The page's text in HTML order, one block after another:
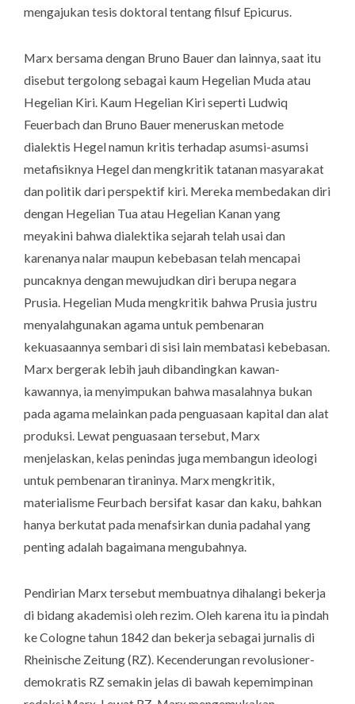
mengajukan tesis doktoral tentang filsuf Epicurus.
Marx bersama dengan Bruno Bauer dan lainnya, saat itu
disebut tergolong sebagai kaum Hegelian Muda atau
Hegelian Kiri. Kaum Hegelian Kiri seperti Ludwiq
Feuerbach dan Bruno Bauer meneruskan metode
dialektis Hegel namun kritis terhadap asumsi-asumsi
metafisiknya Hegel dan mengkritik tatanan masyarakat
dan politik dari perspektif kiri. Mereka membedakan diri
dengan Hegelian Tua atau Hegelian Kanan yang
meyakini bahwa dialektika sejarah telah usai dan
karenanya nalar maupun kebebasan telah mencapai
puncaknya dengan mewujudkan diri berupa negara
Prusia. Hegelian Muda mengkritik bahwa Prusia justru
menyalahgunakan agama untuk pembenaran
kekuasaannya sembari di sisi lain membatasi kebebasan.
Marx bergerak lebih jauh dibandingkan kawan-
kawannya, ia menyimpukan bahwa masalahnya bukan
pada agama melainkan pada penguasaan kapital dan alat
produksi. Lewat penguasaan tersebut, Marx
menjelaskan, kelas penindas juga membangun ideologi
untuk pembenaran tiraninya. Marx mengkritik,
materialisme Feurbach bersifat kasar dan kaku, bahkan
hanya berkutat pada menafsirkan dunia padahal yang
penting adalah bagaimana mengubahnya.
Pendirian Marx tersebut membuatnya dihalangi bekerja
di bidang akademisi oleh rezim. Oleh karena itu ia pindah
ke Cologne tahun 1842 dan bekerja sebagai jurnalis di
Rheinische Zeitung(RZ). Kecenderungan revolusioner-
demokratis RZ semakin jelas di bawah kepemimpinan